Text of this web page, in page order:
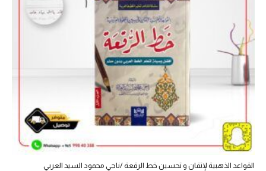
القواعد الذهبية لإتقان و تحسين خط الرقعة /ناجي محمود السيد العربي